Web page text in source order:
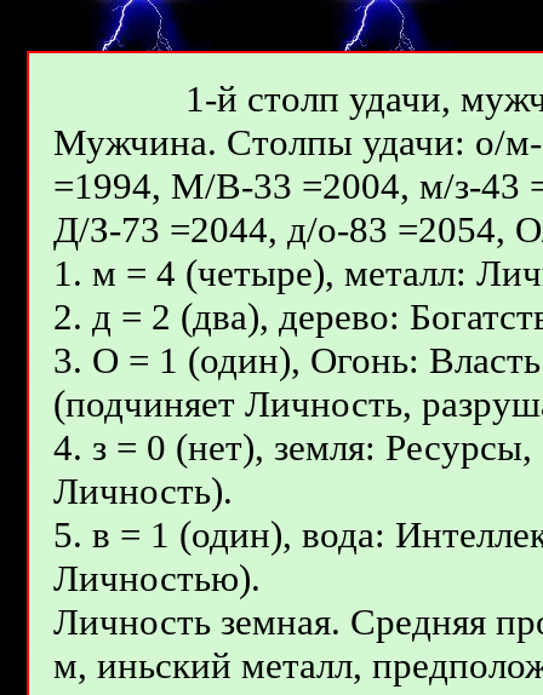
1-й столп удачи,
Мужчина. Столпы удачи: о/м-
=1994, М/В-33 =2004, м/з-43
Д/З-73 =2044, д/о-83 =2054,
1. м = 4 (четыре), металл:
2. д = 2 (два), дерево:
3. О = 1 (один), Огонь:
(подчиняет Личность,
4. з = 0 (нет), земля:
Личность).
5. в = 1 (один), вода:
Личностью).
Личность земная. Средняя
м, иньcкий металл,